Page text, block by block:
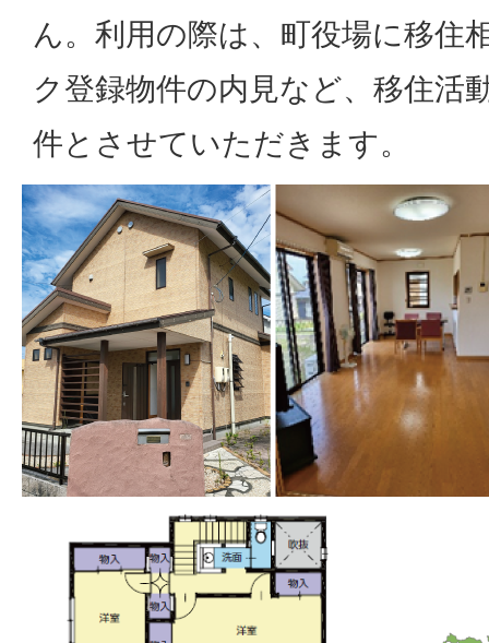
ん。利用の際は、町役場に移住
ク登録物件の内見など、移住活
件とさせていただきます。